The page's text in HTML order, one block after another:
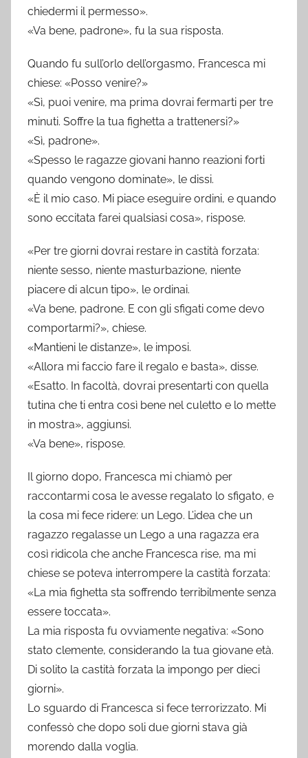
chiedermi il permesso».
«Va bene, padrone», fu la sua risposta.
Quando fu sull’orlo dell’orgasmo, Francesca mi
chiese: «Posso venire?»
«Sì, puoi venire, ma prima dovrai fermarti per tre
minuti. Soffre la tua fighetta a trattenersi?»
«Sì, padrone».
«Spesso le ragazze giovani hanno reazioni forti
quando vengono dominate», le dissi.
«È il mio caso. Mi piace eseguire ordini, e quando
sono eccitata farei qualsiasi cosa», rispose.
«Per tre giorni dovrai restare in castità forzata:
niente sesso, niente masturbazione, niente
piacere di alcun tipo», le ordinai.
«Va bene, padrone. E con gli sfigati come devo
comportarmi?», chiese.
«Mantieni le distanze», le imposi.
«Allora mi faccio fare il regalo e basta», disse.
«Esatto. In facoltà, dovrai presentarti con quella
tutina che ti entra così bene nel culetto e lo mette
in mostra», aggiunsi.
«Va bene», rispose.
Il giorno dopo, Francesca mi chiamò per
raccontarmi cosa le avesse regalato lo sfigato, e
la cosa mi fece ridere: un Lego. L’idea che un
ragazzo regalasse un Lego a una ragazza era
così ridicola che anche Francesca rise, ma mi
chiese se poteva interrompere la castità forzata:
«La mia fighetta sta soffrendo terribilmente senza
essere toccata».
La mia risposta fu ovviamente negativa: «Sono
stato clemente, considerando la tua giovane età.
Di solito la castità forzata la impongo per dieci
giorni».
Lo sguardo di Francesca si fece terrorizzato. Mi
confessò che dopo soli due giorni stava già
morendo dalla voglia.